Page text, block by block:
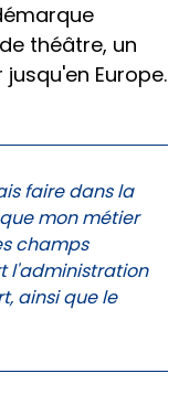
théâtre, un
Europe.
faire dans la
mon métier
champs
l'administration
ainsi que le